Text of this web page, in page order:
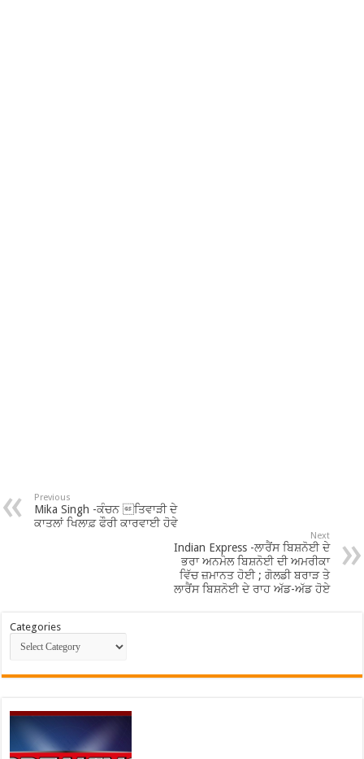
Previous
Mika Singh -ਕੰਚਨ ਤਿਵਾੜੀ ਦੇ
ਕਾਤਲਾਂ ਖਿਲਾਫ਼ ਫੌਰੀ ਕਾਰਵਾਈ ਹੋਵੇ
Next
Indian Express -ਲਾਰੈਂਸ ਬਿਸ਼ਨੋਈ ਦੇ
ਭਰਾ ਅਨਮੋਲ ਬਿਸ਼ਨੋਈ ਦੀ ਅਮਰੀਕਾ
ਵਿੱਚ ਜ਼ਮਾਨਤ ਹੋਈ ; ਗੋਲਡੀ ਬਰਾੜ ਤੇ
ਲਾਰੈਂਸ ਬਿਸ਼ਨੋਈ ਦੇ ਰਾਹ ਅੱਡ-ਅੱਡ ਹੋਏ
Categories